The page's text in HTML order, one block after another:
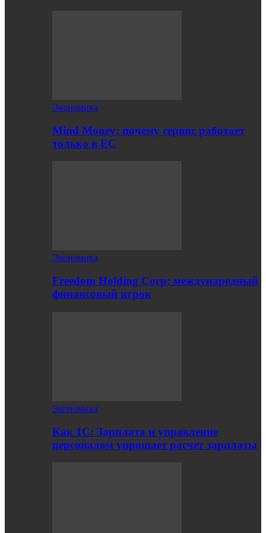
Экономика
Mind Money: почему сервис работает
только в ЕС
Экономика
Freedom Holding Corp: международный
финансовый игрок
Экономика
Как 1С: Зарплата и управление
персоналом упрощает расчет зарплаты